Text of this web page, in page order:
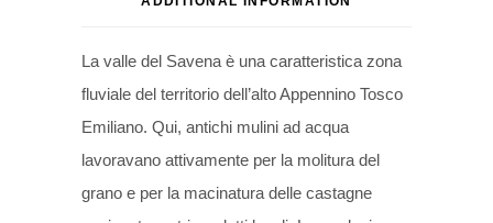
La valle del Savena è una caratteristica zona
fluviale del territorio dell’alto Appennino Tosco
Emiliano. Qui, antichi mulini ad acqua
lavoravano attivamente per la molitura del
grano e per la macinatura delle castagne